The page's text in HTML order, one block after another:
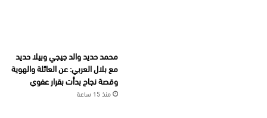
محمد حديد والد جيجي وبيلا حديد
مع بلال العربي: عن العائلة والهوية
وقصة نجاح بدأت بقرار عفوي
منذ 15 ساعة